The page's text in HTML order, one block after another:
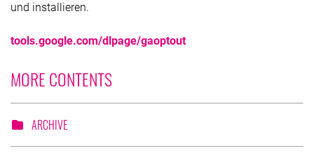
und installieren.
tools.google.com/dlpage/gaoptout
MORE CONTENTS
ARCHIVE